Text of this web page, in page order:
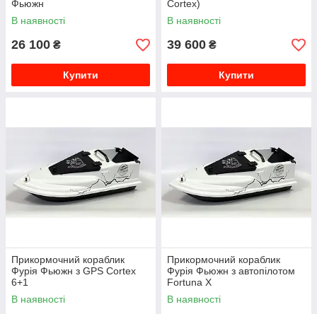
Фьюжн
В наявності
26 100 ₴
Купити
Cortex)
В наявності
39 600 ₴
Купити
Прикормочний кораблик
Фурія Фьюжн з GPS Cortex
6+1
В наявності
Прикормочний кораблик
Фурія Фьюжн з автопілотом
Fortuna X
В наявності